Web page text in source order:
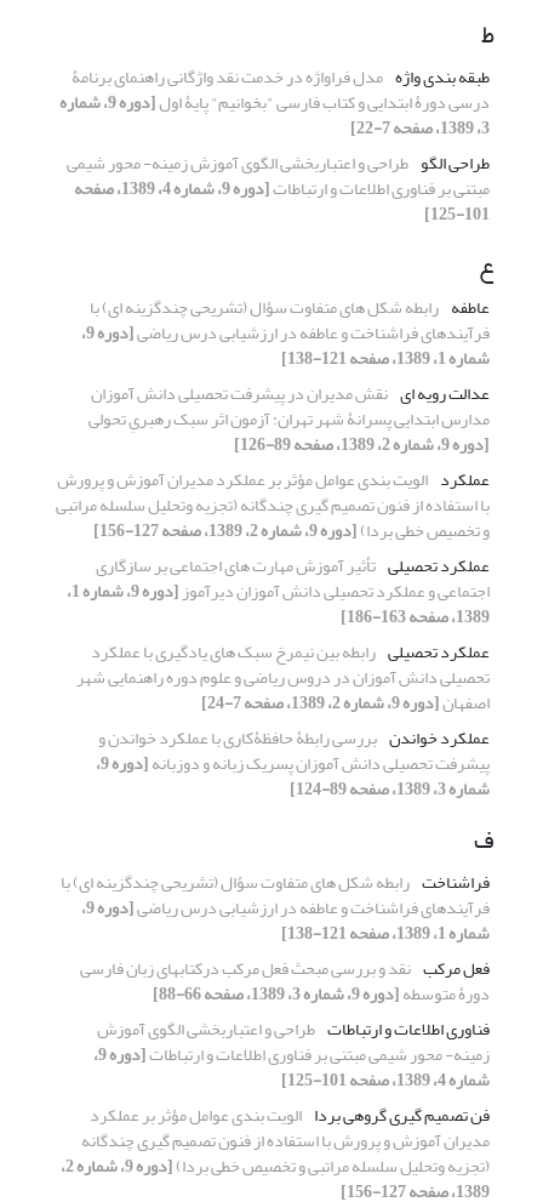
ط
طبقه بندی واژه مدل فراواژه در خدمت نقد واژگانی راهنمای برنامۀ
درسی دورۀ ابتدایی و کتاب فارسی "بخوانیم" پایۀ اول [دوره 9، شماره
3، 1389، صفحه 7-22]
طراحی الگو طراحی و اعتباربخشی الگوی آموزش زمینه- محور شیمی
مبتنی بر فناوری اطلاعات و ارتباطات [دوره 9، شماره 4، 1389، صفحه
101-125]
ع
عاطفه رابطه شکل های متفاوت سؤال (تشریحی چندگزینه ای) با
فرآیندهای فراشناخت و عاطفه در ارزشیابی درس ریاضی [دوره 9،
شماره 1، 1389، صفحه 121-138]
عدالت رویه ای نقش مدیران در پیشرفت تحصیلی دانش آموزان
مدارس ابتدایی پسرانۀ شهر تهران: آزمون اثر سبک رهبریِ تحولی
[دوره 9، شماره 2، 1389، صفحه 89-126]
عملکرد الویت بندی عوامل مؤثر بر عملکرد مدیران آموزش و پرورش
با استفاده از فنون تصمیم گیری چندگانه (تجزیه وتحلیل سلسله مراتبی
و تخصیص خطی بردا)[دوره 9، شماره 2، 1389، صفحه 127-156]
عملکرد تحصیلی تأثیر آموزش مهارت های اجتماعی بر سازگاری
اجتماعی و عملکرد تحصیلی دانش آموزان دیرآموز [دوره 9، شماره 1،
1389، صفحه 163-186]
عملکرد تحصیلی رابطه بین نیمرخ سبک های یادگیری با عملکرد
تحصیلی دانش آموزان در دروس ریاضی و علوم دوره راهنمایی شهر
اصفهان[دوره 9، شماره 2، 1389، صفحه 7-24]
عملکرد خواندن بررسی رابطۀ حافظۀکاری با عملکرد خواندن و
پیشرفت تحصیلی دانش آموزان پسریک زبانه و دوزبانه [دوره 9،
شماره 3، 1389، صفحه 89-124]
ف
فراشناخت رابطه شکل های متفاوت سؤال (تشریحی چندگزینه ای) با
فرآیندهای فراشناخت و عاطفه در ارزشیابی درس ریاضی [دوره 9،
شماره 1، 1389، صفحه 121-138]
فعل مرکب نقد و بررسی مبحث فعل مرکب درکتابهای زبان فارسی
دورۀ متوسطه[دوره 9، شماره 3، 1389، صفحه 66-88]
فناوری اطلاعات و ارتباطات طراحی و اعتباربخشی الگوی آموزش
زمینه- محور شیمی مبتنی بر فناوری اطلاعات و ارتباطات [دوره 9،
شماره 4، 1389، صفحه 101-125]
فن تصمیم گیری گروهی بردا الویت بندی عوامل مؤثر بر عملکرد
مدیران آموزش و پرورش با استفاده از فنون تصمیم گیری چندگانه
(تجزیه وتحلیل سلسله مراتبی و تخصیص خطی بردا) [دوره 9، شماره 2،
1389، صفحه 127-156]